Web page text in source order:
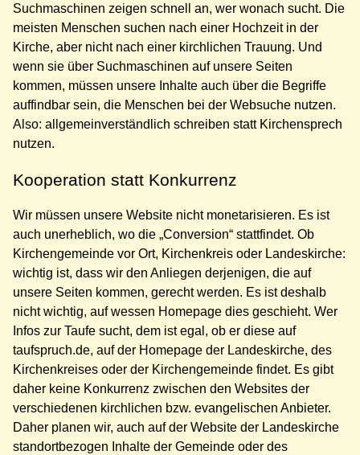
Suchmaschinen zeigen schnell an, wer wonach sucht. Die
meisten Menschen suchen nach einer Hochzeit in der
Kirche, aber nicht nach einer kirchlichen Trauung. Und
wenn sie über Suchmaschinen auf unsere Seiten
kommen, müssen unsere Inhalte auch über die Begriffe
auffindbar sein, die Menschen bei der Websuche nutzen.
Also: allgemeinverständlich schreiben statt Kirchensprech
nutzen.
Kooperation statt Konkurrenz
Wir müssen unsere Website nicht monetarisieren. Es ist
auch unerheblich, wo die „Conversion“ stattfindet. Ob
Kirchengemeinde vor Ort, Kirchenkreis oder Landeskirche:
wichtig ist, dass wir den Anliegen derjenigen, die auf
unsere Seiten kommen, gerecht werden. Es ist deshalb
nicht wichtig, auf wessen Homepage dies geschieht. Wer
Infos zur Taufe sucht, dem ist egal, ob er diese auf
taufspruch.de, auf der Homepage der Landeskirche, des
Kirchenkreises oder der Kirchengemeinde findet. Es gibt
daher keine Konkurrenz zwischen den Websites der
verschiedenen kirchlichen bzw. evangelischen Anbieter.
Daher planen wir, auch auf der Website der Landeskirche
standortbezogen Inhalte der Gemeinde oder des